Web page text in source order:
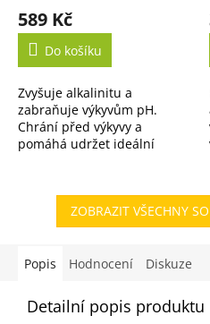
589 Kč
Do košíku
Zvyšuje alkalinitu a
zabraňuje výkyvům pH.
Chrání před výkyvy a
pomáhá udržet ideální
ZOBRAZIT VŠECHNY
Popis Hodnocení Diskuze
Detailní popis produktu